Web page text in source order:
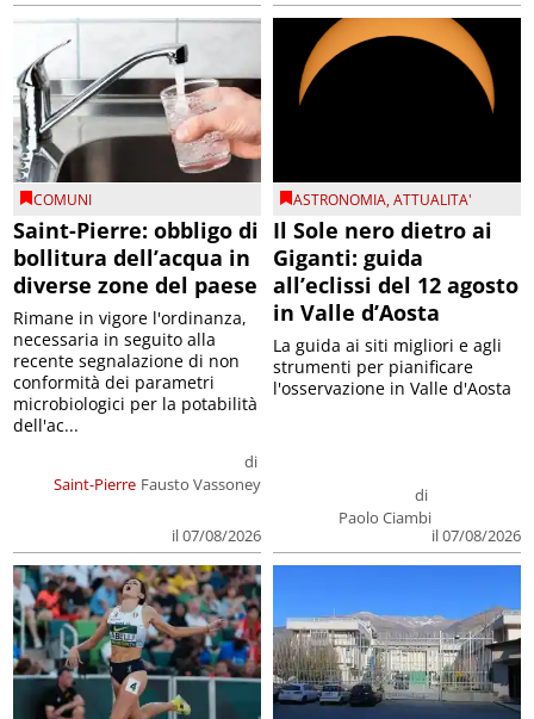
COMUNI
Saint-Pierre: obbligo di
bollitura dell’acqua in
diverse zone del paese
Saint-Pierre
di
Fausto Vassoney
il 07/08/2026
Rimane in vigore l'ordinanza,
necessaria in seguito alla
recente segnalazione di non
conformità dei parametri
microbiologici per la potabilità
dell'ac...
ASTRONOMIA,ATTUALITA'
Il Sole nero dietro ai
Giganti: guida
all’eclissi del 12 agosto
in Valle d’Aosta
di
Paolo Ciambi
il 07/08/2026
La guida ai siti migliori e agli
strumenti per pianificare
l'osservazione in Valle d'Aosta